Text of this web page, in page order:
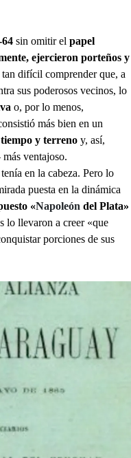
sin omitir el papel
ejercieron porteños y
tan difícil comprender que, a
sus poderosos vecinos, lo
o, por lo menos,
más bien en un
y terreno y, así,
ventajoso.
en la cabeza. Pero lo
puesta en la dinámica
«Napoleón del Plata»
lo llevaron a creer «que
porciones de sus